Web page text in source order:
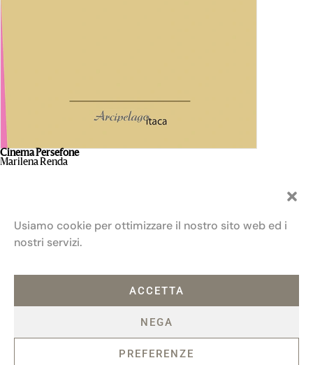
Usiamo cookie per ottimizzare il nostro sito web ed i
nostri servizi.
ACCETTA
NEGA
PREFERENZE
Cinema Persefone
Marilena Renda
Diario di un